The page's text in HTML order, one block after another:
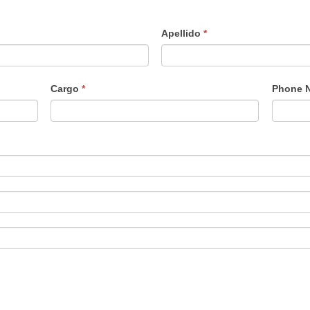
Apellido*
Cargo* Phone